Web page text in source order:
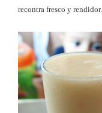
recontra fresco y rendidor.